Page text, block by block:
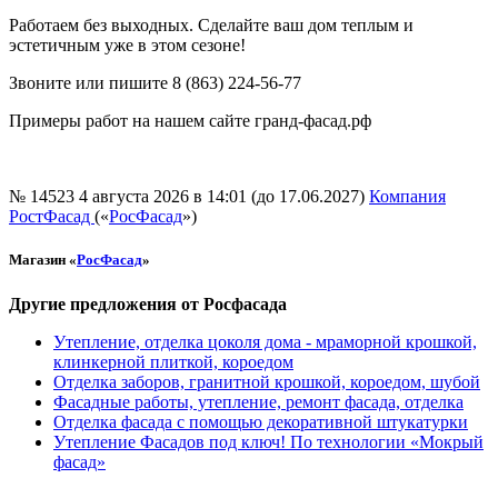
Работаем без выходных. Сделайте ваш дом теплым и
эстетичным уже в этом сезоне!
Звоните или пишите 8 (863) 224-56-77
Примеры работ на нашем сайте гранд-фасад.рф
№ 14523 4 августа 2026 в 14:01 (до 17.06.2027) Компания
РостФасад («РосФасад»)
Магазин «РосФасад»
Другие предложения от Росфасада
Утепление, отделка цоколя дома - мраморной крошкой,
клинкерной плиткой, короедом
Отделка заборов, гранитной крошкой, короедом, шубой
Фасадные работы, утепление, ремонт фасада, отделка
Отделка фасада с помощью декоративной штукатурки
Утепление Фасадов под ключ! По технологии «Мокрый
фасад»